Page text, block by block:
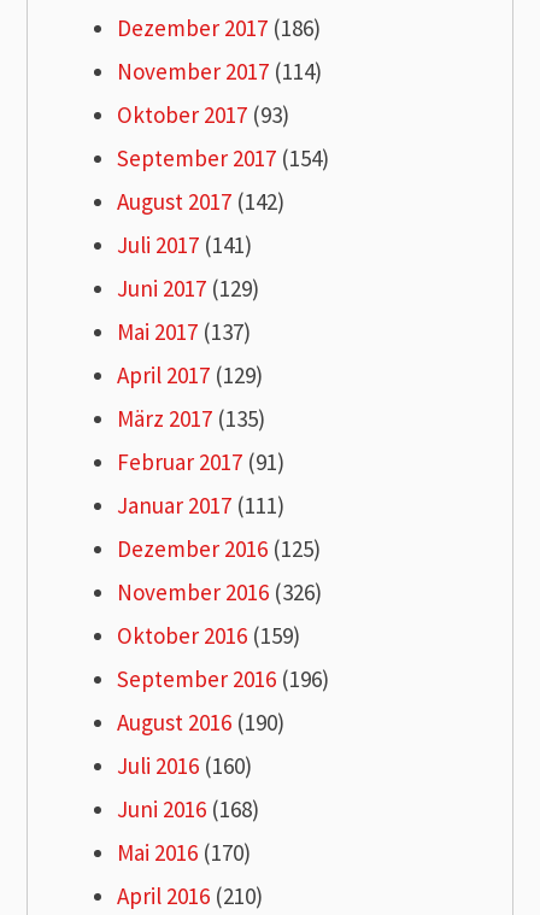
Dezember 2017 (186)
November 2017 (114)
Oktober 2017 (93)
September 2017 (154)
August 2017 (142)
Juli 2017 (141)
Juni 2017 (129)
Mai 2017 (137)
April 2017 (129)
März 2017 (135)
Februar 2017 (91)
Januar 2017 (111)
Dezember 2016 (125)
November 2016 (326)
Oktober 2016 (159)
September 2016 (196)
August 2016 (190)
Juli 2016 (160)
Juni 2016 (168)
Mai 2016 (170)
April 2016 (210)